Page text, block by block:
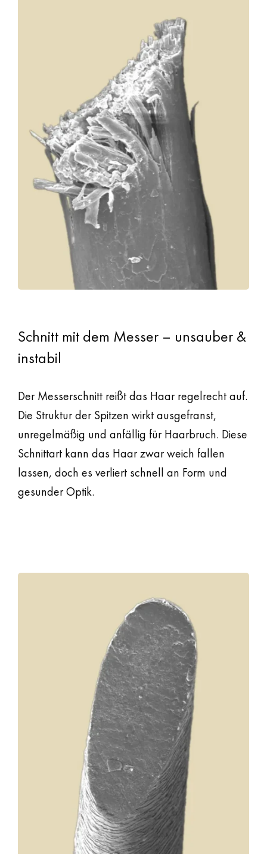
Schnitt mit dem Messer – unsauber &
instabil
Der Messerschnitt reißt das Haar regelrecht auf.
Die Struktur der Spitzen wirkt ausgefranst,
unregelmäßig und anfällig für Haarbruch. Diese
Schnittart kann das Haar zwar weich fallen
lassen, doch es verliert schnell an Form und
gesunder Optik.